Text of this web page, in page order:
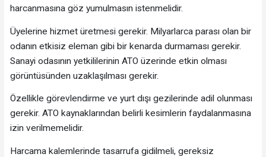
harcanmasına göz yumulmasın istenmelidir.
Üyelerine hizmet üretmesi gerekir. Milyarlarca parası olan bir
odanın etkisiz eleman gibi bir kenarda durmaması gerekir.
Sanayi odasının yetkililerinin ATO üzerinde etkin olması
görüntüsünden uzaklaşılması gerekir.
Özellikle görevlendirme ve yurt dışı gezilerinde adil olunması
gerekir. ATO kaynaklarından belirli kesimlerin faydalanmasına
izin verilmemelidir.
Harcama kalemlerinde tasarrufa gidilmeli, gereksiz